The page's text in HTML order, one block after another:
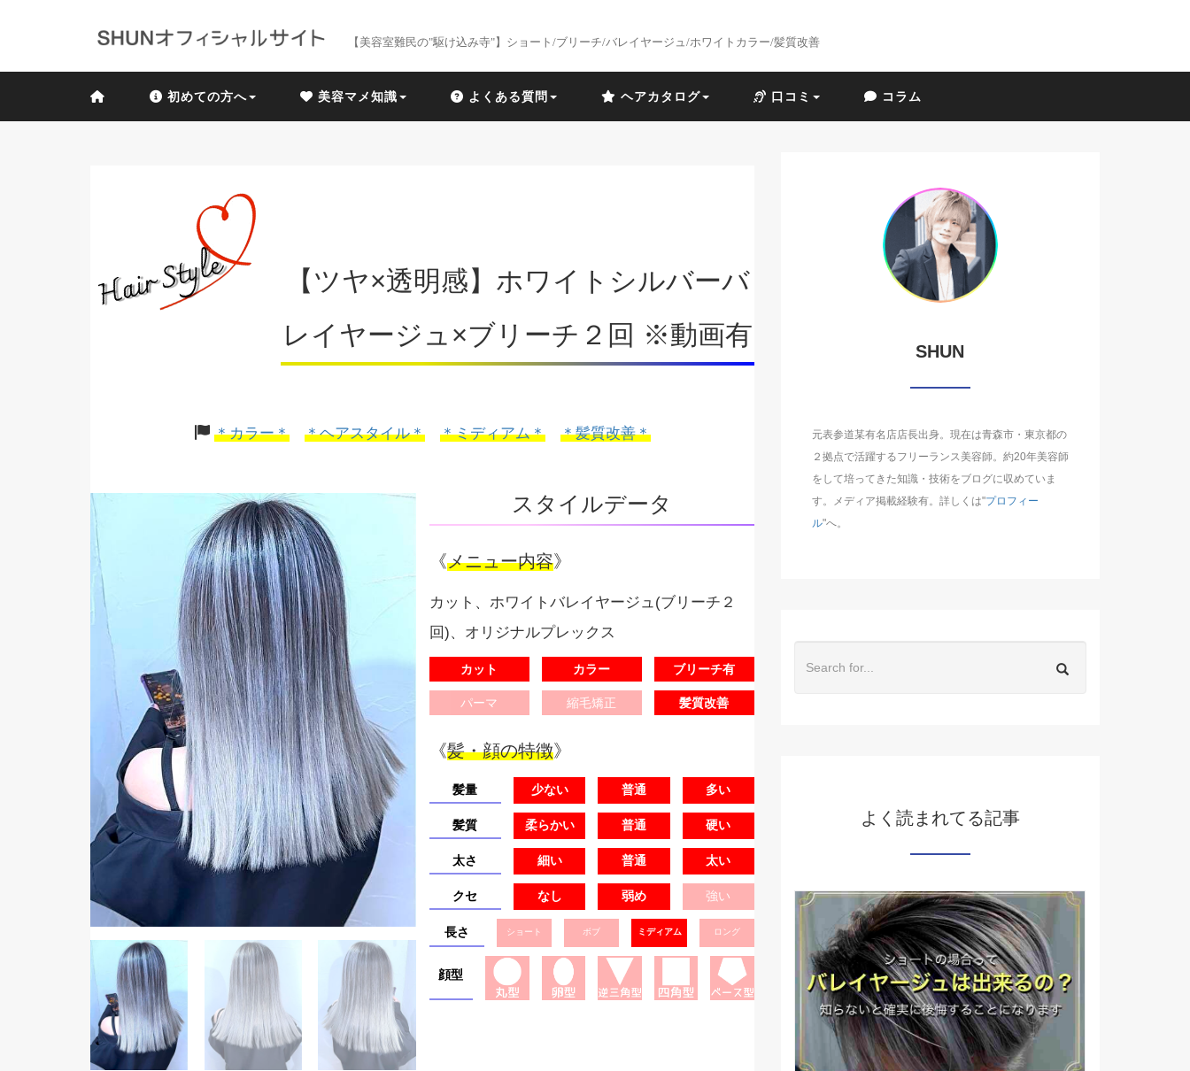
【美容室難民の"駆け込み寺"】ショート/ブリーチ/バレイヤージュ/ホワイトカラー/髪質改善
初めての方へ 美容マメ知識 よくある質問 ヘアカタログ 口コミ コラム
【ツヤ×透明感】ホワイトシルバーバ
レイヤージュ×ブリーチ２回 ※動画有
＊カラー＊ ＊ヘアスタイル＊ ＊ミディアム＊ ＊髪質改善＊
スタイルデータ
《メニュー内容》
カット、ホワイトバレイヤージュ(ブリーチ２
回)、オリジナルプレックス
カット カラー ブリーチ有
パーマ 縮毛矯正 髪質改善
《髪・顔の特徴》
髪量 少ない 普通 多い
髪質 柔らかい 普通 硬い
太さ 細い 普通 太い
クセ なし 弱め 強い
長さ ショート ボブ ミディアム ロング
顔型
SHUN
元表参道某有名店店長出身。現在は青森市・東京都の
２拠点で活躍するフリーランス美容師。約20年美容師
をして培ってきた知識・技術をブログに収めていま
す。メディア掲載経験有。詳しくは"プロフィー
ル"へ。
よく読まれてる記事